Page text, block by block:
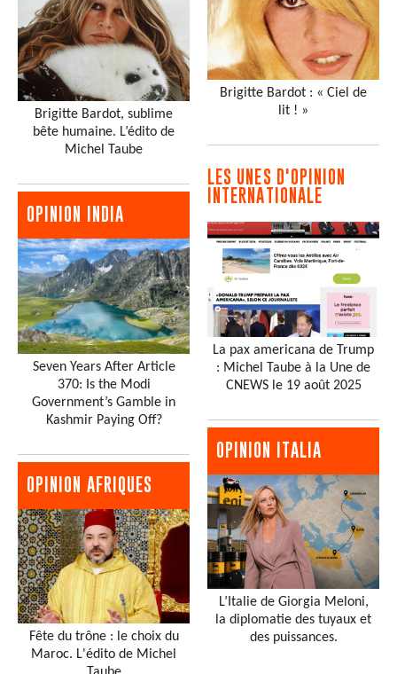
Brigitte Bardot, sublime
bête humaine. L’édito de
Michel Taube
OPINION INDIA
Seven Years After Article
370: Is the Modi
Government’s Gamble in
Kashmir Paying Off?
OPINION AFRIQUES
Fête du trône : le choix du
Maroc. L'édito de Michel
Brigitte Bardot : « Ciel de
lit ! »
LES UNES D'OPINION
INTERNATIONALE
La pax americana de Trump
: Michel Taube à la Une de
CNEWS le 19 août 2025
OPINION ITALIA
L’Italie de Giorgia Meloni,
la diplomatie des tuyaux et
des puissances.